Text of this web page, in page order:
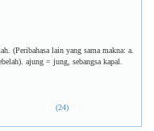
(Peribahasa lain yang sama makna: a.
ajung = jung, sebangsa kapal.
(24)